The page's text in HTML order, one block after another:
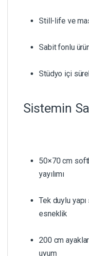
Still-life ve
Sabit fonlu
Stüdyo içi
Sistemin
50×70 cm
yayılımı
Tek duylu
esneklik
200 cm
uyum